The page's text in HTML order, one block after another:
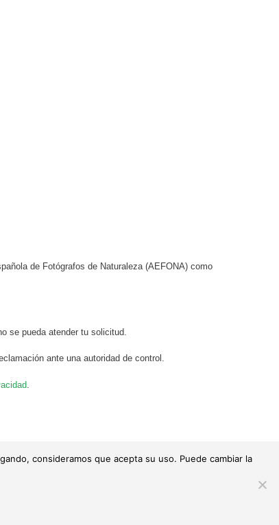
de Fotógrafos de Naturaleza (AEFONA) como
se pueda atender tu solicitud.
ante una autoridad de control.
consideramos que acepta su uso. Puede cambiar la